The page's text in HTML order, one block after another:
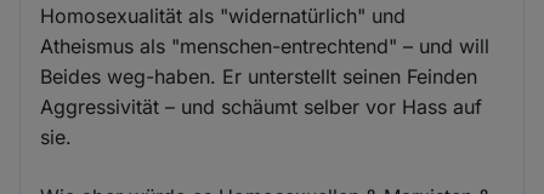
Homosexualität als "widernatürlich" und
Atheismus als "menschen-entrechtend" – und will
Beides weg-haben. Er unterstellt seinen Feinden
Aggressivität – und schäumt selber vor Hass auf
sie.